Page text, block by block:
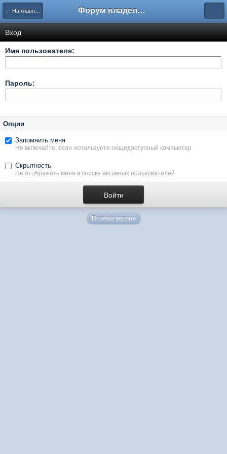
← На главную Форум владельцев интернет-магазинов
Вход
Имя пользователя:
Пароль:
Опции
Запомнить меня
Не включайте, если используете общедоступный компьютер
Скрытность
Не отображать меня в списке активных пользователей
Полная версия